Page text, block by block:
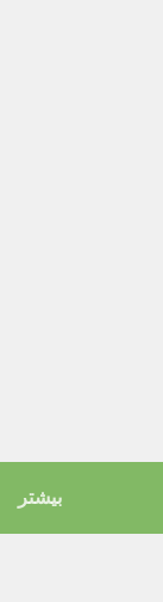
بیشتر